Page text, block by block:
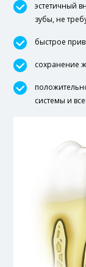
эстетичный
зубы, не
быстрое
сохранение
системы и